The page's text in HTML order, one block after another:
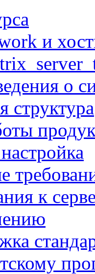
и
о
структура
к